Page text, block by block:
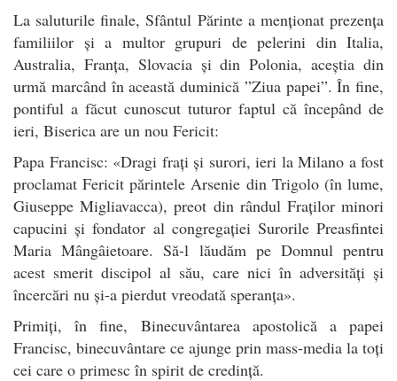
La saluturile finale, Sfântul Părinte a menționat prezența
familiilor și a multor grupuri de pelerini din Italia,
Australia, Franța, Slovacia și din Polonia, aceștia din
urmă marcând în această duminică ”Ziua papei”. În fine,
pontiful a făcut cunoscut tuturor faptul că începând de
ieri, Biserica are un nou Fericit:
Papa Francisc: «Dragi frați și surori, ieri la Milano a fost
proclamat Fericit părintele Arsenie din Trigolo (în lume,
Giuseppe Migliavacca), preot din rândul Fraților minori
capucini și fondator al congregației Surorile Preasfintei
Maria Mângâietoare. Să-l lăudăm pe Domnul pentru
acest smerit discipol al său, care nici în adversități și
încercări nu și-a pierdut vreodată speranța».
Primiți, în fine, Binecuvântarea apostolică a papei
Francisc, binecuvântare ce ajunge prin mass-media la toți
cei care o primesc în spirit de credință.